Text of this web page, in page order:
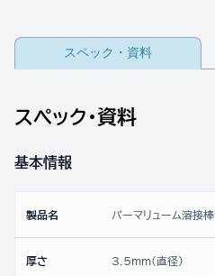
スペック・資料
スペック・資料
基本情報
製品名 パーマリューム溶接棒
厚さ 3.5mm(直径)